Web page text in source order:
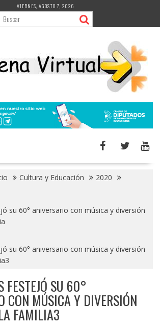
VIERNES, AGOSTO 7, 2026
Cultura y Educación
2020
su 60° aniversario con música y diversión
su 60° aniversario con música y diversión
FESTEJÓ SU 60°
CON MÚSICA Y DIVERSIÓN
FAMILIA3